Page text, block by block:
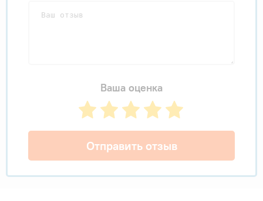
Ваша оценка
Отправить отзыв